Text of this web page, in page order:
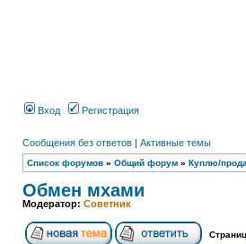
Вход Регистрация
Сообщения без ответов | Активные темы
Список форумов » Общий форум » Куплю/
Обмен мхами
Модератор: Советник